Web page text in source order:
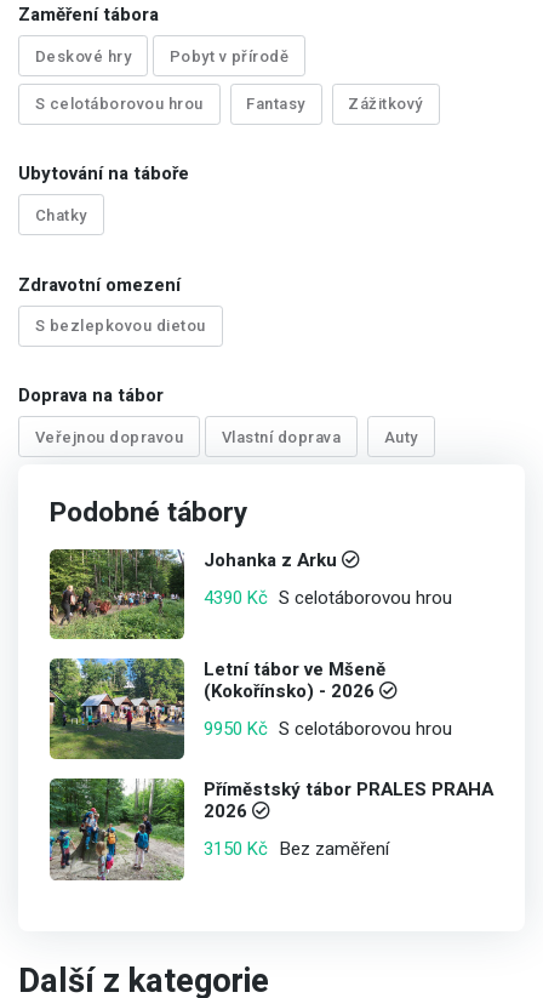
Podobné tábory
Johanka z Arku
4390 Kč S celotáborovou hrou
Letní tábor ve Mšeně
(Kokořínsko) - 2026
9950 Kč S celotáborovou hrou
Příměstský tábor PRALES PRAHA
2026
3150 Kč Bez zaměření
Zaměření tábora
Deskové hry Pobyt v přírodě
S celotáborovou hrou Fantasy Zážitkový
Ubytování na táboře
Chatky
Zdravotní omezení
S bezlepkovou dietou
Doprava na tábor
Veřejnou dopravou Vlastní doprava Auty
Další z kategorie